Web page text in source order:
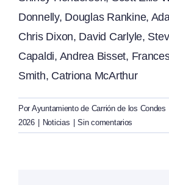
Donnelly, Douglas Rankine,
Chris Dixon, David Carlyle,
Capaldi, Andrea Bisset,
Smith, Catriona McArthur
Por Ayuntamiento de Carrión de los Condes
2026 | Noticias | Sin comentarios